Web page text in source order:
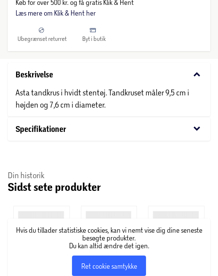
Køb for over 500 kr. og få gratis Klik & Hent
Læs mere om Klik & Hent her
Ubegrænset returret Byt i butik
Beskrivelse keyboard_arrow_down
Asta tandkrus i hvidt stentøj. Tandkruset måler 9,5 cm i
højden og 7,6 cm i diameter.
Specifikationer keyboard_arrow_down
Din historik
Sidst sete produkter
Hvis du tillader statistiske cookies, kan vi nemt vise dig dine seneste
besøgte produkter.
Du kan altid ændre det igen.
Ret cookie samtykke